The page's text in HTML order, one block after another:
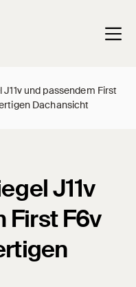
und passendem First
Dachansicht
J11v
First F6v